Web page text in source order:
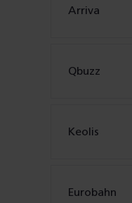
Arriva
Qbuzz
Keolis
Eurobahn